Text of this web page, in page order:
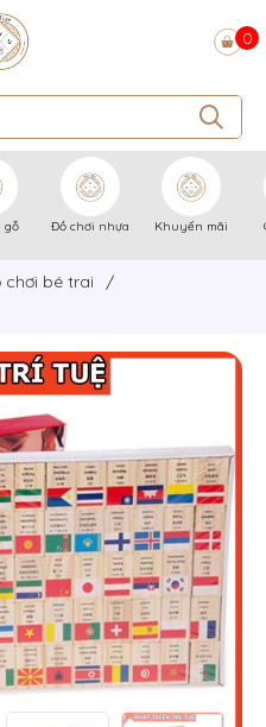
0
gỗ Đồ chơi nhựa Khuyến mãi
chơi bé trai
/